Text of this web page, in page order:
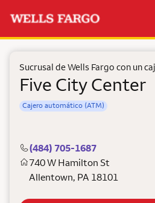
Sucrusal de Wells Fargo con un
Five City Center
Cajero automático (ATM)
(484) 705-1687
740 W Hamilton St
Allentown, PA 18101